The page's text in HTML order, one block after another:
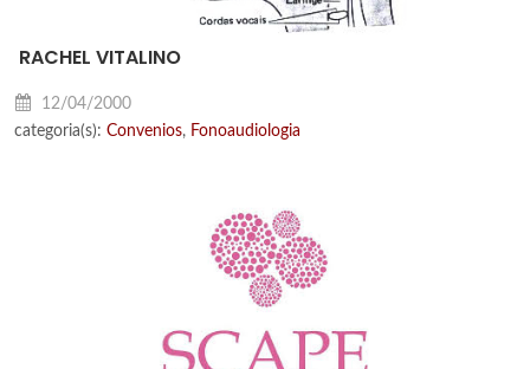
RACHEL VITALINO
12/04/2000
categoria(s): Convenios, Fonoaudiologia